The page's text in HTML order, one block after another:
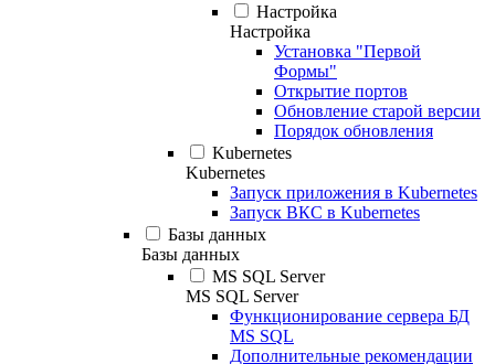
Настройка
Настройка
Установка "Первой
Формы"
Открытие портов
Обновление старой версии
Порядок обновления
Kubernetes
Kubernetes
Запуск приложения в Kubernetes
Запуск ВКС в Kubernetes
Базы данных
Базы данных
MS SQL Server
MS SQL Server
Функционирование сервера БД
MS SQL
Дополнительные рекомендации